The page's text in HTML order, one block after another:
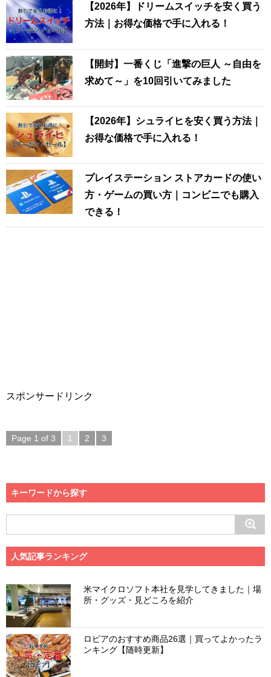
【2026年】ドリームスイッチを安く買う
方法｜お得な価格で手に入れる！
【開封】一番くじ「進撃の巨人 ～自由を
求めて～」を10回引いてみました
【2026年】シュライヒを安く買う方法｜
お得な価格で手に入れる！
プレイステーション ストアカードの使い
方・ゲームの買い方｜コンビニでも購入
できる！
スポンサードリンク
Page 1 of 3 1 2 3
キーワードから探す
人気記事ランキング
米マイクロソフト本社を見学してきました｜場
所・グッズ・見どころを紹介
ロピアのおすすめ商品26選｜買ってよかったラ
ンキング【随時更新】